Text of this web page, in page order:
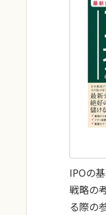
IPOの
戦略の
る際の